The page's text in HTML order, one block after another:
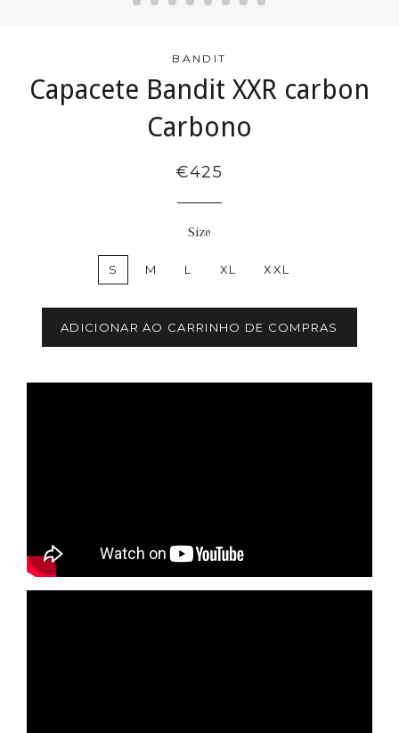
BANDIT
Capacete Bandit XXR carbon
Carbono
€425
Size
S M L XL XXL
ADICIONAR AO CARRINHO DE COMPRAS